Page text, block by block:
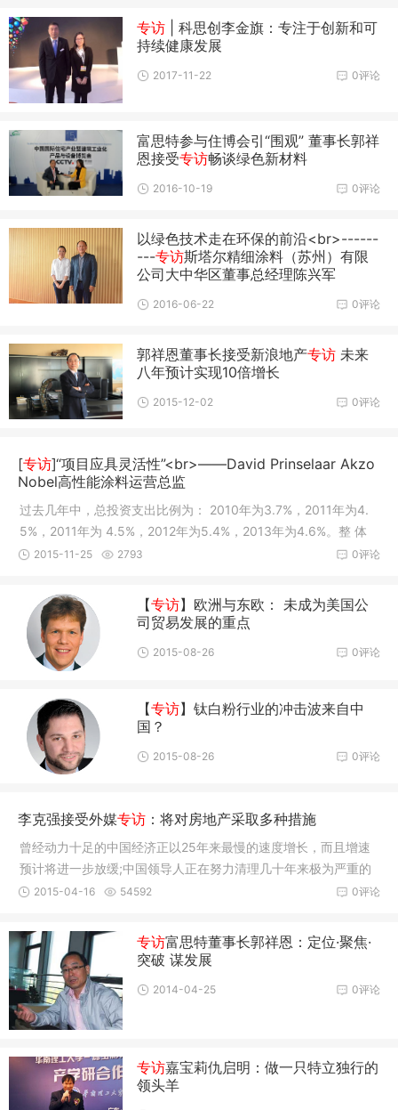
专访 | 科思创李金旗：专注于创新和可
持续健康发展
0评论
2017-11-22
富思特参与住博会引“围观” 董事长郭祥
恩接受专访畅谈绿色新材料
0评论
2016-10-19
以绿色技术走在环保的前沿<br>------
---专访斯塔尔精细涂料（苏州）有限
公司大中华区董事总经理陈兴军
0评论
2016-06-22
郭祥恩董事长接受新浪地产专访 未来
八年预计实现10倍增长
0评论
2015-12-02
[专访]“项目应具灵活性”<br>——David Prinselaar Akzo
Nobel高性能涂料运营总监
过去几年中，总投资支出比例为： 2010年为3.7%，2011年为4.
5%，2011年为 4.5%，2012年为5.4%，2013年为4.6%。整 体
控制在4%左右，和折旧和摊销一致。 其中约40%～50%与增长有
0评论
2015-11-25 2793
【专访】欧洲与东欧： 未成为美国公
司贸易发展的重点
0评论
2015-08-26
【专访】钛白粉行业的冲击波来自中
国？
0评论
2015-08-26
李克强接受外媒专访 ：将对房地产采取多种措施
曾经动力十足的中国经济正以25年来最慢的速度增长，而且增速
预计将进一步放缓;中国领导人正在努力清理几十年来极为严重的
工业污染。
0评论
2015-04-16 54592
专访富思特董事长郭祥恩：定位·聚焦·
突破 谋发展
0评论
2014-04-25
专访嘉宝莉仇启明：做一只特立独行的
领头羊